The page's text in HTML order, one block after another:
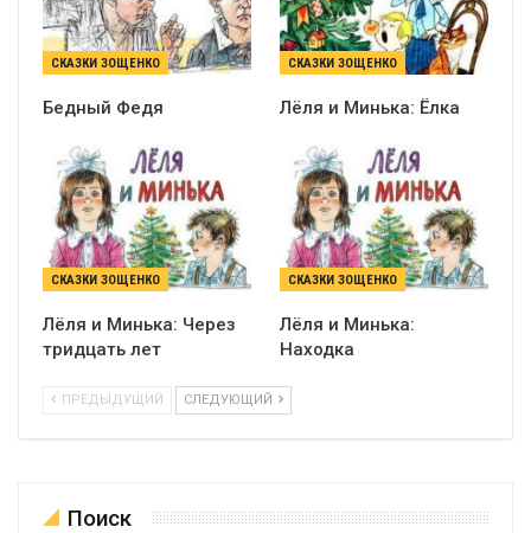
СКАЗКИ ЗОЩЕНКО
Бедный Федя
СКАЗКИ ЗОЩЕНКО
Лёля и Минька: Ёлка
СКАЗКИ ЗОЩЕНКО
Лёля и Минька: Через
тридцать лет
СКАЗКИ ЗОЩЕНКО
Лёля и Минька:
Находка
ПРЕДЫДУЩИЙ СЛЕДУЮЩИЙ
Поиск